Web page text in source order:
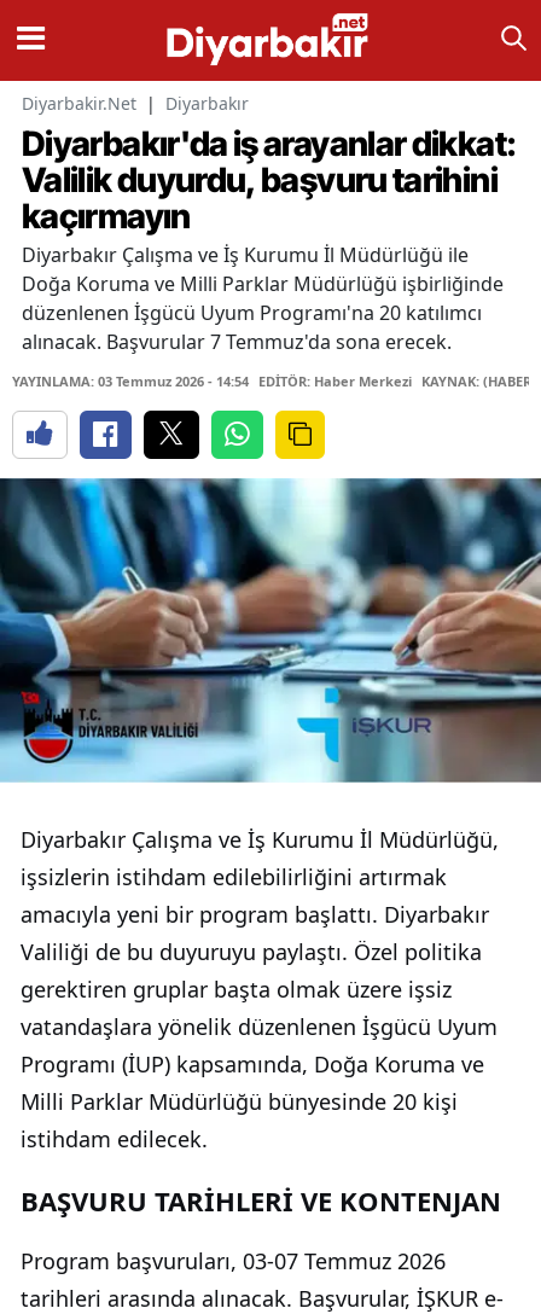
Diyarbakir.Net | Diyarbakır
Diyarbakır'da iş arayanlar dikkat:
Valilik duyurdu, başvuru tarihini
kaçırmayın
Diyarbakır Çalışma ve İş Kurumu İl Müdürlüğü ile
Doğa Koruma ve Milli Parklar Müdürlüğü işbirliğinde
düzenlenen İşgücü Uyum Programı'na 20 katılımcı
alınacak. Başvurular 7 Temmuz'da sona erecek.
YAYINLAMA: 03 Temmuz 2026 - 14:54 EDİTÖR: Haber Merkezi KAYNAK: (HABER
Diyarbakır Çalışma ve İş Kurumu İl Müdürlüğü,
işsizlerin istihdam edilebilirliğini artırmak
amacıyla yeni bir program başlattı. Diyarbakır
Valiliği de bu duyuruyu paylaştı. Özel politika
gerektiren gruplar başta olmak üzere işsiz
vatandaşlara yönelik düzenlenen İşgücü Uyum
Programı (İUP) kapsamında, Doğa Koruma ve
Milli Parklar Müdürlüğü bünyesinde 20 kişi
istihdam edilecek.
BAŞVURU TARİHLERİ VE KONTENJAN
Program başvuruları, 03-07 Temmuz 2026
tarihleri arasında alınacak. Başvurular, İŞKUR e-